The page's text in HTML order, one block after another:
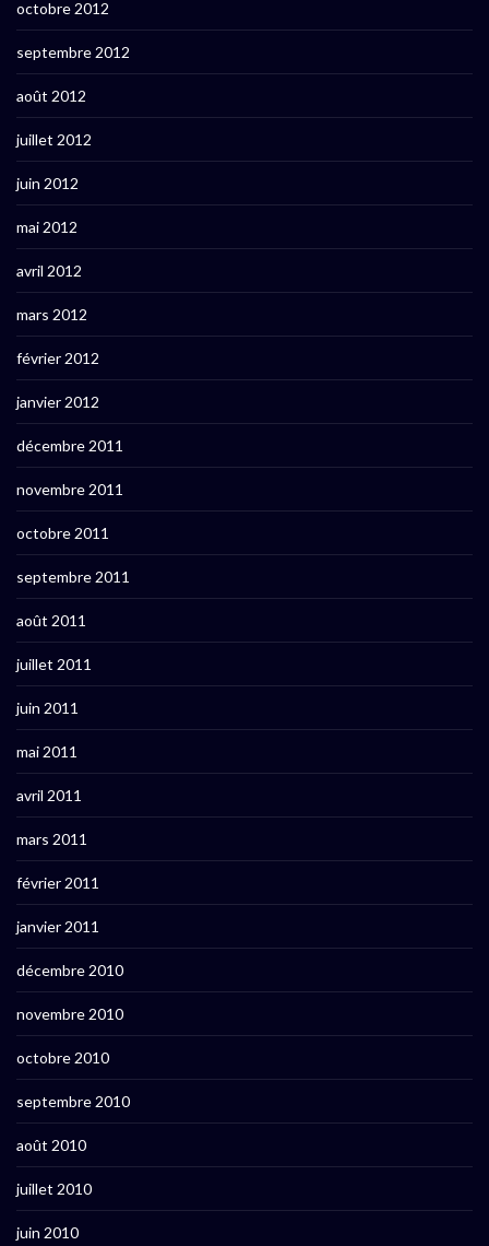
octobre 2012
septembre 2012
août 2012
juillet 2012
juin 2012
mai 2012
avril 2012
mars 2012
février 2012
janvier 2012
décembre 2011
novembre 2011
octobre 2011
septembre 2011
août 2011
juillet 2011
juin 2011
mai 2011
avril 2011
mars 2011
février 2011
janvier 2011
décembre 2010
novembre 2010
octobre 2010
septembre 2010
août 2010
juillet 2010
juin 2010